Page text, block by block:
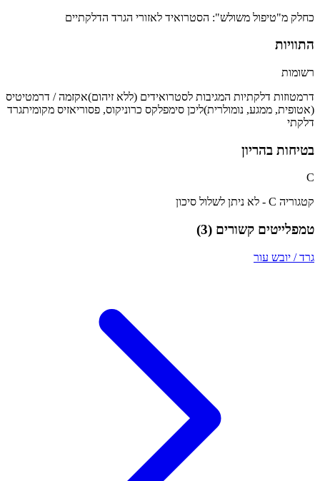
כחלק מ"טיפול משולש": הסטרואיד לאזורי הגרד הדלקתיים
התוויות
רשומות
דרמטוזות דלקתיות המגיבות לסטרואידים (ללא זיהום)אקזמה / דרמטיטיס
(אטופית, ממגע, נומולרית)ליכן סימפלקס כרוניקוס, פסוריאזיס מקומיתגרד
דלקתי
בטיחות בהריון
C
קטגוריה C - לא ניתן לשלול סיכון
טמפלייטים קשורים (3
)
גרד / יובש עור